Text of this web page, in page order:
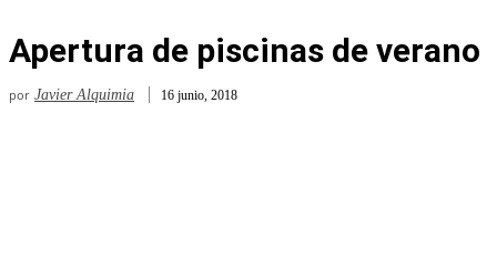
Apertura de piscinas de verano
por Javier Alquimia 16 junio, 2018